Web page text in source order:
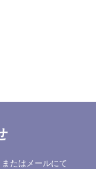
たはメールにて